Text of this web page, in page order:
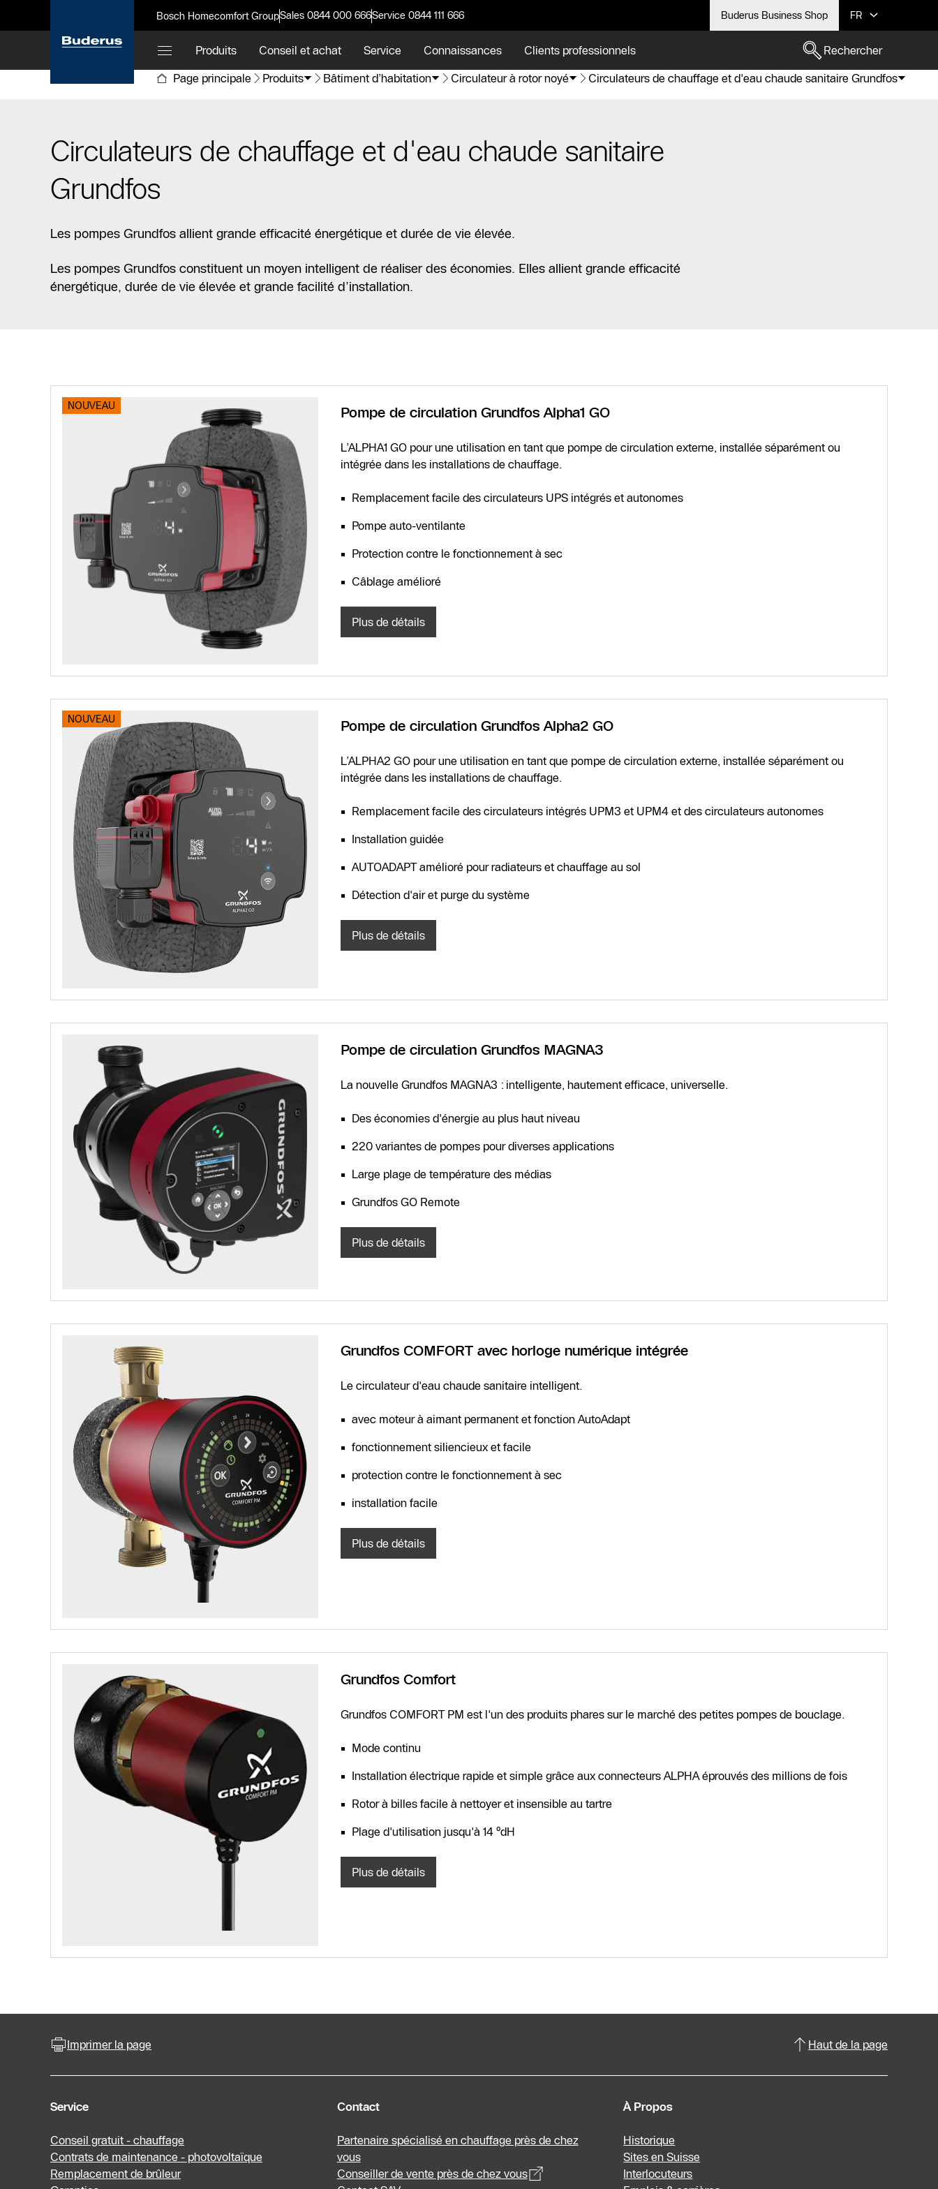
Bosch Homecomfort GroupSales 0844 000 666Service 0844 111 666 Buderus Business Shop FR
Produits Conseil et achat Service Connaissances Clients professionnels
Rechercher
Page principale
Produits Bâtiment d’habitation Circulateur à rotor noyé Circulateurs de chauffage et d'eau chaude sanitaire Grundfos
Circulateurs de chauffage et d'eau chaude sanitaire
Grundfos
Les pompes Grundfos allient grande efficacité énergétique et durée de vie élevée.
Les pompes Grundfos constituent un moyen intelligent de réaliser des économies. Elles allient grande efficacité
énergétique, durée de vie élevée et grande facilité d’installation.
NOUVEAU Pompe de circulation Grundfos Alpha1 GO
L’ALPHA1 GO pour une utilisation en tant que pompe de circulation externe, installée séparément ou
intégrée dans les installations de chauffage.
Remplacement facile des circulateurs UPS intégrés et autonomes
Pompe auto-ventilante
Protection contre le fonctionnement à sec
Câblage amélioré
Plus de détails
NOUVEAU Pompe de circulation Grundfos Alpha2 GO
L’ALPHA2 GO pour une utilisation en tant que pompe de circulation externe, installée séparément ou
intégrée dans les installations de chauffage.
Remplacement facile des circulateurs intégrés UPM3 et UPM4 et des circulateurs autonomes
Installation guidée
AUTOADAPT amélioré pour radiateurs et chauffage au sol
Détection d'air et purge du système
Plus de détails
Pompe de circulation Grundfos MAGNA3
La nouvelle Grundfos MAGNA3 : intelligente, hautement efficace, universelle.
Des économies d'énergie au plus haut niveau
220 variantes de pompes pour diverses applications
Large plage de température des médias
Grundfos GO Remote
Plus de détails
Grundfos COMFORT avec horloge numérique intégrée
Le circulateur d'eau chaude sanitaire intelligent.
avec moteur à aimant permanent et fonction AutoAdapt
fonctionnement siliencieux et facile
protection contre le fonctionnement à sec
installation facile
Plus de détails
Grundfos Comfort
Grundfos COMFORT PM est l'un des produits phares sur le marché des petites pompes de bouclage.
Mode continu
Installation électrique rapide et simple grâce aux connecteurs ALPHA éprouvés des millions de fois
Rotor à billes facile à nettoyer et insensible au tartre
Plage d'utilisation jusqu'à 14 °dH
Plus de détails
Recherche de
Formulaire de
Imprimer la page Haut de la page
Service
Conseil gratuit - chauffage
Contrats de maintenance - photovoltaïque
Remplacement de brûleur
Contact
Partenaire spécialisé en chauffage près de chez
vous
Conseiller de vente près de chez vous
À Propos
Historique
Sites en Suisse
Interlocuteurs